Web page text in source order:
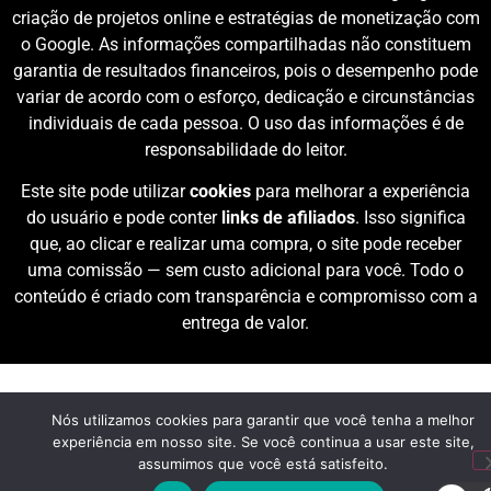
criação de projetos online e estratégias de monetização com
o Google. As informações compartilhadas não constituem
garantia de resultados financeiros, pois o desempenho pode
variar de acordo com o esforço, dedicação e circunstâncias
individuais de cada pessoa. O uso das informações é de
responsabilidade do leitor.
Este site pode utilizarcookies para melhorar a experiência
do usuário e pode conter links de afiliados. Isso significa
que, ao clicar e realizar uma compra, o site pode receber
uma comissão — sem custo adicional para você. Todo o
conteúdo é criado com transparência e compromisso com a
entrega de valor.
Nós utilizamos cookies para garantir que você tenha a melhor
experiência em nosso site. Se você continua a usar este site,
assumimos que você está satisfeito.